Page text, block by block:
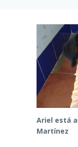
Ariel está
Martínez